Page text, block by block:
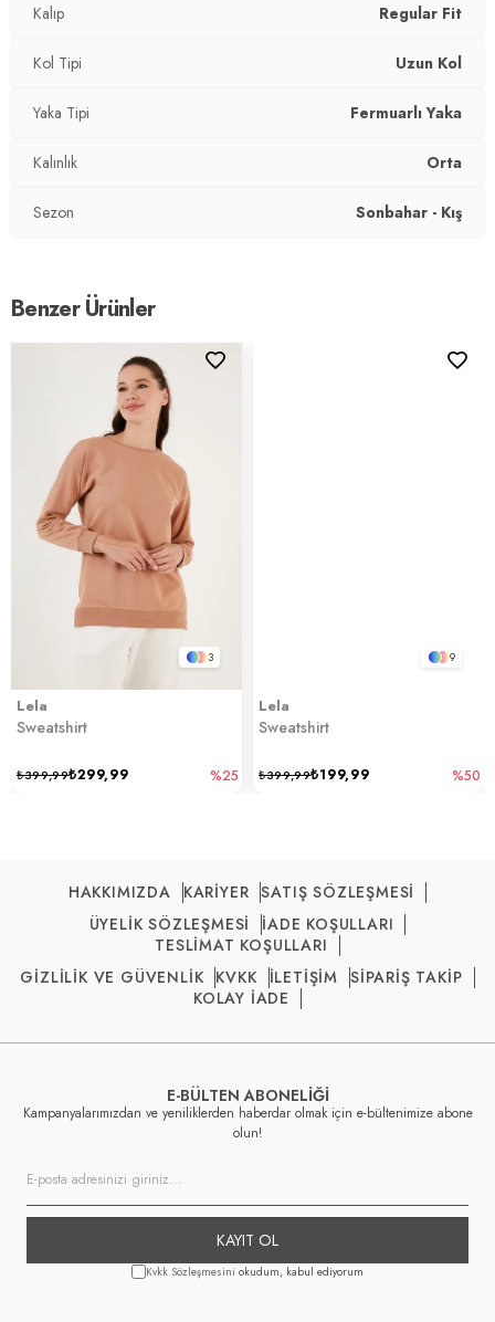
2DK5865876.12
Kalıp Regular Fit
Kol Tipi Uzun Kol
Yaka Tipi Fermuarlı Yaka
Kalınlık Orta
Sezon Sonbahar - Kış
Benzer Ürünler
3
Lela
Sweatshirt
₺299,99
₺399,99 %25
9
Lela
Sweatshirt
₺199,99
₺399,99 %50
HAKKIMIZDA KARİYER SATIŞ SÖZLEŞMESİ
ÜYELİK SÖZLEŞMESİ
İADE KOŞULLARI
TESLİMAT KOŞULLARI
GİZLİLİK VE GÜVENLİK KVKK İLETİŞİM
SİPARİŞ TAKİP
KOLAY İADE
E-BÜLTEN ABONELİĞİ
Kampanyalarımızdan ve yeniliklerden haberdar olmak için e-bültenimize abone
olun!
KAYIT OL
Kvkk Sözleşmesini okudum, kabul ediyorum